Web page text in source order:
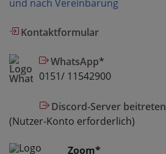
und nach Vereinbarung
Kontaktformular
WhatsApp*
0151/ 11542900
Discord-Server beitreten
(Nutzer-Konto erforderlich)
Zoom*